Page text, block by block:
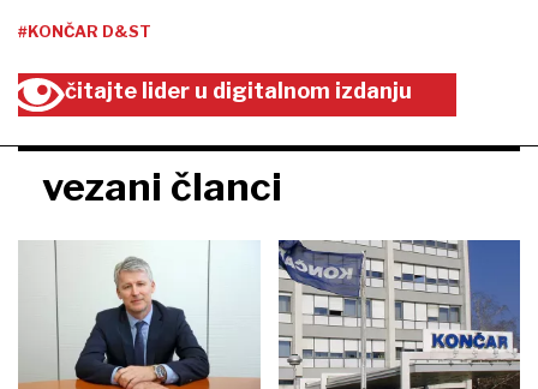
#KONČAR D&ST
čitajte lider u digitalnom izdanju
vezani članci